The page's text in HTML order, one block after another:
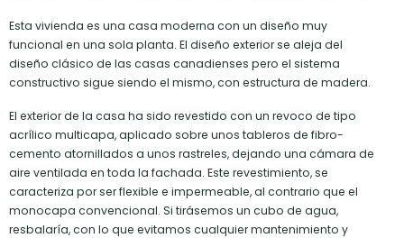
Esta vivienda es una casa moderna con un diseño muy
funcional en una sola planta. El diseño exterior se aleja del
diseño clásico de las casas canadienses pero el sistema
constructivo sigue siendo el mismo, con estructura de madera.
El exterior de la casa ha sido revestido con un revoco de tipo
acrílico multicapa, aplicado sobre unos tableros de fibro-
cemento atornillados a unos rastreles, dejando una cámara de
aire ventilada en toda la fachada. Este revestimiento, se
caracteriza por ser flexible e impermeable, al contrario que el
monocapa convencional. Si tirásemos un cubo de agua,
resbalaría, con lo que evitamos cualquier mantenimiento y